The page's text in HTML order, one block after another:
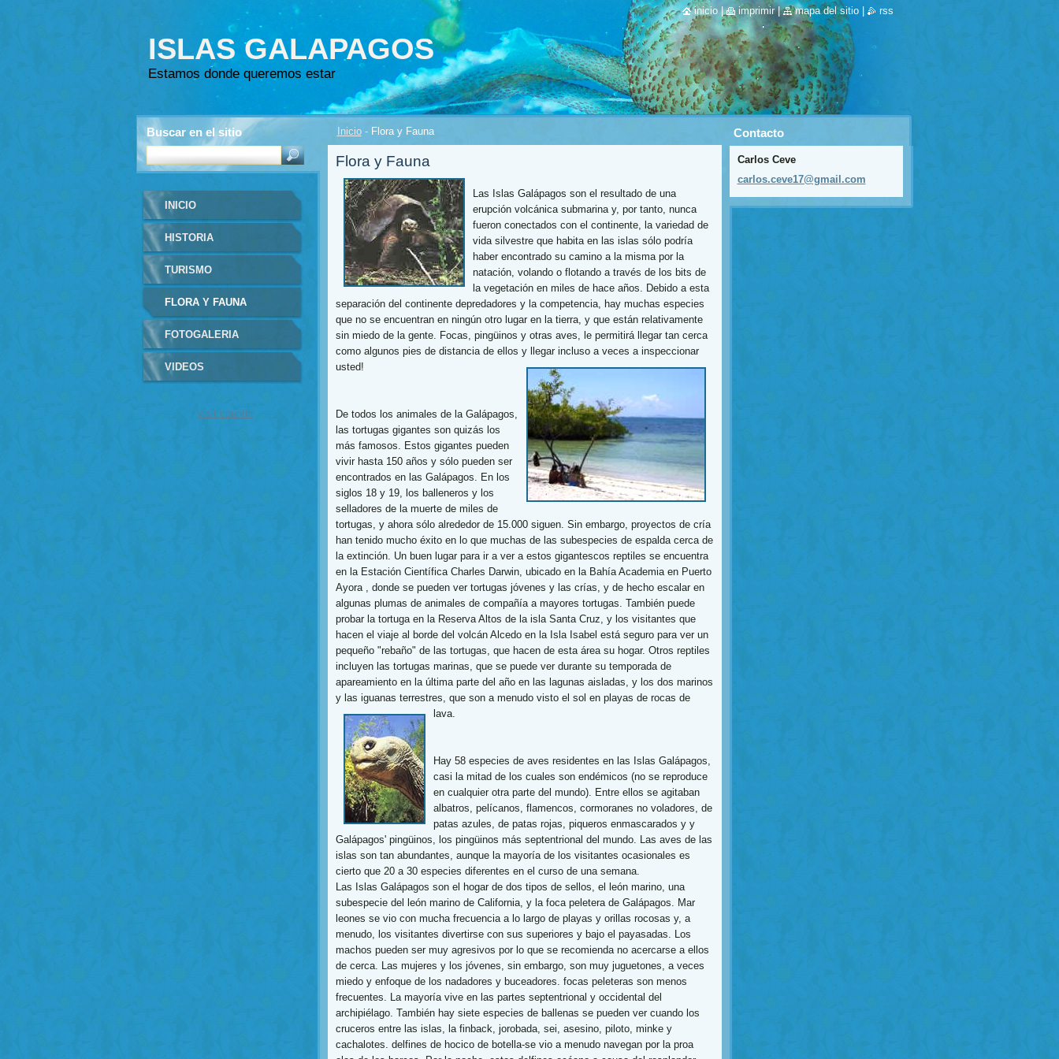
ISLAS GALAPAGOS
Estamos donde queremos estar
Inicio - Flora y Fauna
Flora y Fauna
Las Islas Galápagos son el resultado de una
erupción volcánica submarina y, por tanto, nunca
fueron conectados con el continente, la variedad de
vida silvestre que habita en las islas sólo podría
haber encontrado su camino a la misma por la
natación, volando o flotando a través de los bits de
la vegetación en miles de hace años. Debido a esta
separación del continente depredadores y la competencia, hay muchas especies
que no se encuentran en ningún otro lugar en la tierra, y que están relativamente
sin miedo de la gente. Focas, pingüinos y otras aves, le permitirá llegar tan cerca
como algunos pies de distancia de ellos y llegar incluso a veces a inspeccionar
usted!
De todos los animales de la Galápagos,
las tortugas gigantes son quizás los
más famosos. Estos gigantes pueden
vivir hasta 150 años y sólo pueden ser
encontrados en las Galápagos. En los
siglos 18 y 19, los balleneros y los
selladores de la muerte de miles de
tortugas, y ahora sólo alrededor de 15.000 siguen. Sin embargo, proyectos de cría
han tenido mucho éxito en lo que muchas de las subespecies de espalda cerca de
la extinción. Un buen lugar para ir a ver a estos gigantescos reptiles se encuentra
en la Estación Científica Charles Darwin, ubicado en la Bahía Academia en Puerto
Ayora , donde se pueden ver tortugas jóvenes y las crías, y de hecho escalar en
algunas plumas de animales de compañía a mayores tortugas. También puede
probar la tortuga en la Reserva Altos de la isla Santa Cruz, y los visitantes que
hacen el viaje al borde del volcán Alcedo en la Isla Isabel está seguro para ver un
pequeño "rebaño" de las tortugas, que hacen de esta área su hogar. Otros reptiles
incluyen las tortugas marinas, que se puede ver durante su temporada de
apareamiento en la última parte del año en las lagunas aisladas, y los dos marinos
y las iguanas terrestres, que son a menudo visto el sol en playas de rocas de
lava.
Hay 58 especies de aves residentes en las Islas Galápagos,
casi la mitad de los cuales son endémicos (no se reproduce
en cualquier otra parte del mundo). Entre ellos se agitaban
albatros, pelícanos, flamencos, cormoranes no voladores, de
patas azules, de patas rojas, piqueros enmascarados y y
Galápagos' pingüinos, los pingüinos más septentrional del mundo. Las aves de las
islas son tan abundantes, aunque la mayoría de los visitantes ocasionales es
cierto que 20 a 30 especies diferentes en el curso de una semana.
Las Islas Galápagos son el hogar de dos tipos de sellos, el león marino, una
subespecie del león marino de California, y la foca peletera de Galápagos. Mar
leones se vio con mucha frecuencia a lo largo de playas y orillas rocosas y, a
menudo, los visitantes divertirse con sus superiores y bajo el payasadas. Los
machos pueden ser muy agresivos por lo que se recomienda no acercarse a ellos
de cerca. Las mujeres y los jóvenes, sin embargo, son muy juguetones, a veces
miedo y enfoque de los nadadores y buceadores. focas peleteras son menos
frecuentes. La mayoría vive en las partes septentrional y occidental del
archipiélago. También hay siete especies de ballenas se pueden ver cuando los
cruceros entre las islas, la finback, jorobada, sei, asesino, piloto, minke y
cachalotes. delfines de hocico de botella-se vio a menudo navegan por la proa
INICIO
HISTORIA
TURISMO
FLORA Y FAUNA
FOTOGALERIA
VIDEOS
visit counter
Contacto
Carlos Ceve
carlos.ceve17@gmail.com
Buscar en el sitio
inicio | imprimir | mapa del sitio rss